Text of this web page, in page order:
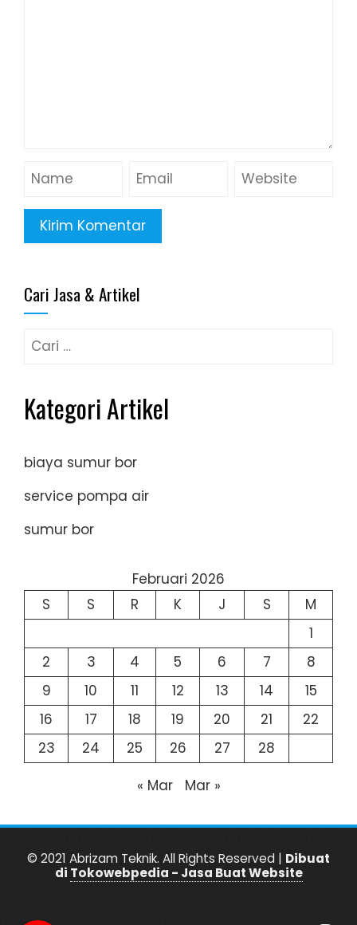
Cari Jasa & Artikel
Cari
Kategori Artikel
biaya sumur bor
service pompa air
sumur bor
Februari 2026
S
S R K J S
M
1
2
3 4 5 6 7
8
9
10 11 12 13 14
15
16
17 18 19 20 21
22
23
24 25 26 27
28
« Mar
Mar »
© 2021 Abrizam Teknik. All Rights Reserved | Dibuat
di Tokowebpedia - Jasa Buat Website